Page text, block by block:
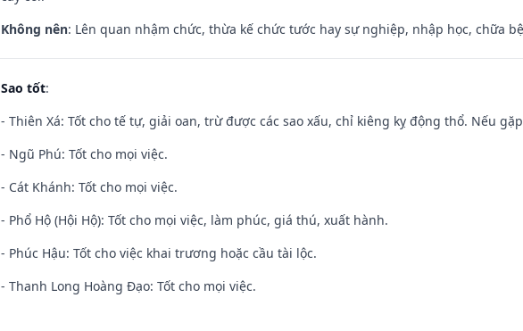
Không nên: Lên quan nhậm chức, thừa kế chức tước hay sự nghiệp, nhập học, chữa
Sao tốt:
- Thiên Xá: Tốt cho tế tự, giải oan, trừ được các sao xấu, chỉ kiêng kỵ động thổ. Nếu
- Ngũ Phú: Tốt cho mọi việc.
- Cát Khánh: Tốt cho mọi việc.
- Phổ Hộ (Hội Hộ): Tốt cho mọi việc, làm phúc, giá thú, xuất hành.
- Phúc Hậu: Tốt cho việc khai trương hoặc cầu tài lộc.
- Thanh Long Hoàng Đạo: Tốt cho mọi việc.